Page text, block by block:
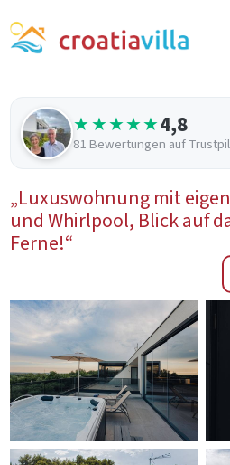
★★★★★4,8
81 Bewertungen auf
„Luxuswohnung mit
und Whirlpool, Blick auf
Ferne!“